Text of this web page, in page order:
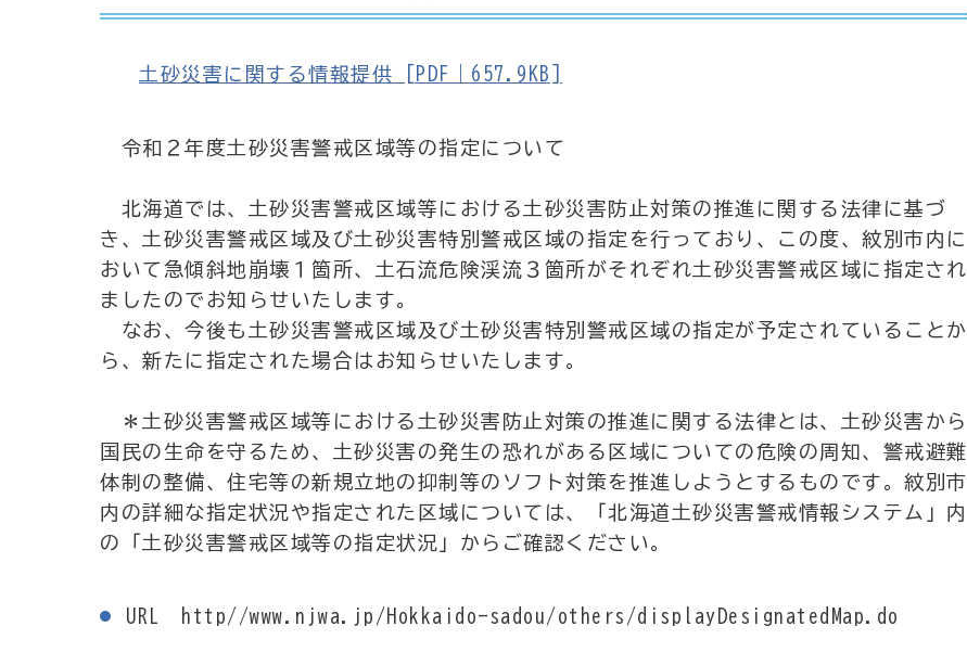
土砂災害に関する情報提供 [PDF｜657.9KB]
令和２年度土砂災害警戒区域等の指定について
北海道では、土砂災害警戒区域等における土砂災害防止対策の推進に関する法律に基づ
き、土砂災害警戒区域及び土砂災害特別警戒区域の指定を行っており、この度、紋別市内に
おいて急傾斜地崩壊１箇所、土石流危険渓流３箇所がそれぞれ土砂災害警戒区域に指定され
ましたのでお知らせいたします。
なお、今後も土砂災害警戒区域及び土砂災害特別警戒区域の指定が予定されていることか
ら、新たに指定された場合はお知らせいたします。
＊土砂災害警戒区域等における土砂災害防止対策の推進に関する法律とは、土砂災害から
国民の生命を守るため、土砂災害の発生の恐れがある区域についての危険の周知、警戒避難
体制の整備、住宅等の新規立地の抑制等のソフト対策を推進しようとするものです。紋別市
内の詳細な指定状況や指定された区域については、「北海道土砂災害警戒情報システム」内
の「土砂災害警戒区域等の指定状況」からご確認ください。
URL http//www.njwa.jp/Hokkaido-sadou/others/displayDesignatedMap.do